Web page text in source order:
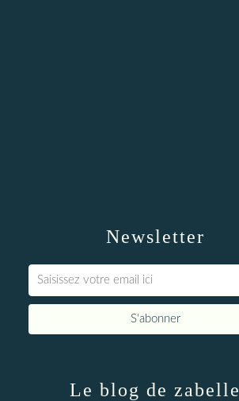
Newsletter
Le blog de zabelle